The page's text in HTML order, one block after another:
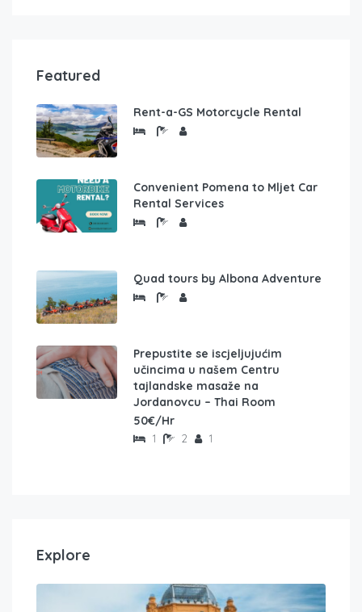
Featured
Rent-a-GS Motorcycle Rental
Convenient Pomena to Mljet Car
Rental Services
Quad tours by Albona Adventure
Prepustite se iscjeljujućim
učincima u našem Centru
tajlandske masaže na
Jordanovcu – Thai Room
50€/Hr
1 2 1
Explore